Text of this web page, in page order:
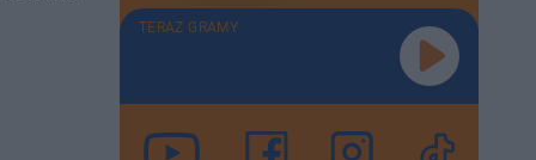
TERAZ GRAMY